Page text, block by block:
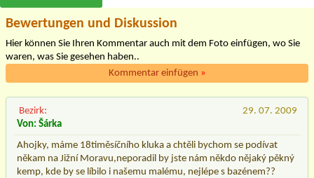
Bewertungen und Diskussion
Hier können Sie Ihren Kommentar auch mit dem Foto einfügen, wo Sie
waren, was Sie gesehen haben..
Kommentar einfügen »
Bezirk:
29. 07. 2009
Von: Šárka
Ahojky, máme 18timěsíčního kluka a chtěli bychom se podívat
někam na Jižní Moravu,neporadil by jste nám někdo nějaký pěkný
kemp, kde by se líbilo i našemu malému, nejlépe s bazénem??